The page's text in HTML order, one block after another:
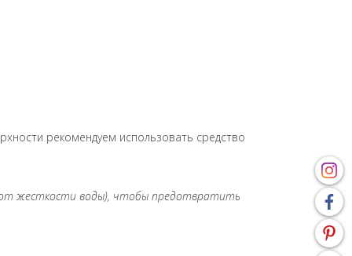
рекомендуем использовать средство
от жесткости воды), чтобы предотвратить